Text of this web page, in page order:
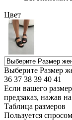
Цвет
Выберите Размер
36 37 38 39 40 41
Если вашего
предзаказ, нажав
Таблица размеров
Пользуется